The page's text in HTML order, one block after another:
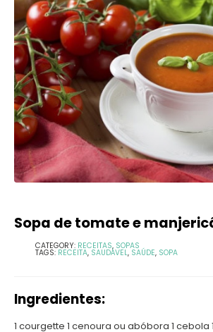
Sopa de tomate e
CATEGORY: RECEITAS, SOPAS
TAGS: RECEITA, SAUDÁVEL, SAÚDE, SOPA
Ingredientes:
1 courgette 1 cenoura ou abóbora 1 cebola